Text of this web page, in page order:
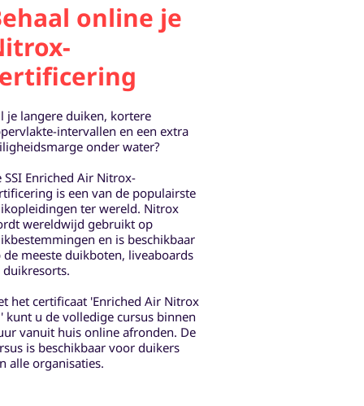
online je
je langere duiken, kortere
intervallen en een extra
onder water?
SSI Enriched Air Nitrox-
is een van de populairste
ter wereld. Nitrox
wereldwijd gebruikt op
en is beschikbaar
de meeste duikboten, liveaboards
duikresorts.
het certificaat 'Enriched Air Nitrox
kunt u de volledige cursus binnen
vanuit huis online afronden. De
is beschikbaar voor duikers
alle organisaties.